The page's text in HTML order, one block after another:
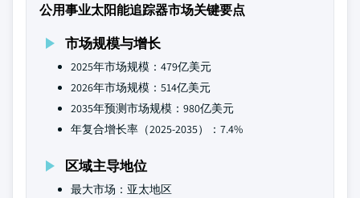
公用事业太阳能追踪器市场关键要点
市场规模与增长
2025年市场规模：479亿美元
2026年市场规模：514亿美元
2035年预测市场规模：980亿美元
年复合增长率（2025-2035）：7.4%
区域主导地位
最大市场：亚太地区